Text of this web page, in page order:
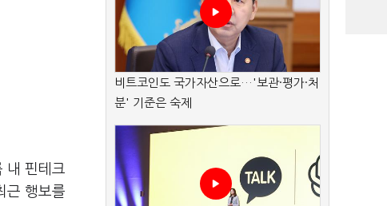
내 핀테크
근 행보를
비트코인도 국가자산으로…'보관·평가·처
분' 기준은 숙제